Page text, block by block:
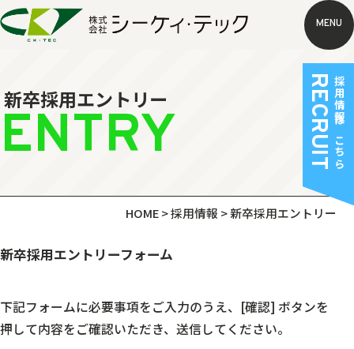
MENU
新卒採用エントリー
ENTRY
HOME>採用情報 >新卒採用エントリー
新卒採用エントリーフォーム
下記フォームに必要事項をご入力のうえ、 [確認] ボタンを
押して内容をご確認いただき、送信してください。
採用情報はこちら
RECRUIT